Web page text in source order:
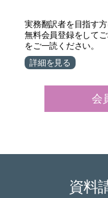
実務翻訳者を目指す
無料会員登録をして
をご一読ください。
詳細を見る
会
資料